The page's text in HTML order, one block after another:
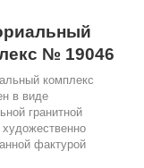
№ 19046
комплекс
в виде
гранитной
фактурой